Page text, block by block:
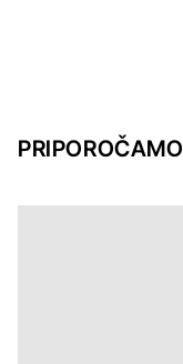
PRIPOROČAMO